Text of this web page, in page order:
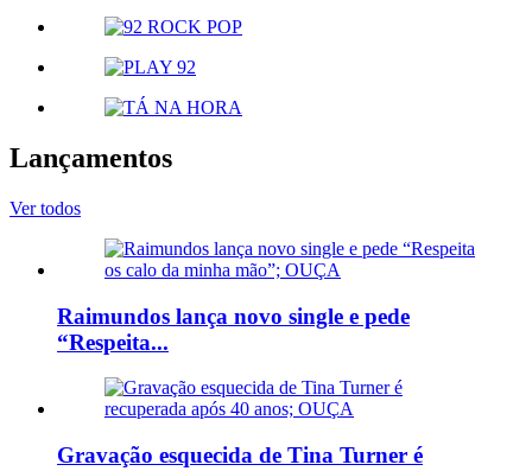
Lançamentos
Ver todos
Raimundos lança novo single e pede
“Respeita...
Gravação esquecida de Tina Turner é